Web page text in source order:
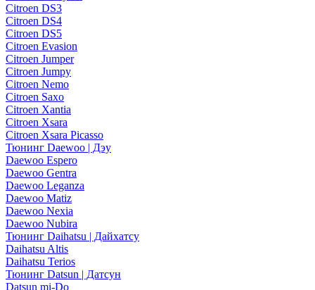
Citroen DS3
Citroen DS4
Citroen DS5
Citroen Evasion
Citroen Jumper
Citroen Jumpy
Citroen Nemo
Citroen Saxo
Citroen Xantia
Citroen Xsara
Citroen Xsara Picasso
Тюнинг Daewoo | Дэу
Daewoo Espero
Daewoo Gentra
Daewoo Leganza
Daewoo Matiz
Daewoo Nexia
Daewoo Nubira
Тюнинг Daihatsu | Дайхатсу
Daihatsu Altis
Daihatsu Terios
Тюнинг Datsun | Датсун
Datsun mi-Do